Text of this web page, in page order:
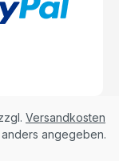
Versandkosten
angegeben.